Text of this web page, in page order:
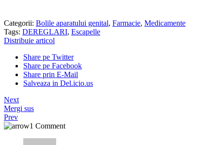
Categorii: Bolile aparatului genital, Farmacie, Medicamente
Tags: DEREGLARI, Escapelle
Distribuie articol
Share pe Twitter
Share pe Facebook
Share prin E-Mail
Salveaza in Del.icio.us
Next
Mergi sus
Prev
1 Comment